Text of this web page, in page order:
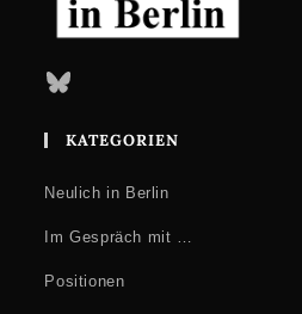
Bluesky
KATEGORIEN
Neulich in Berlin
Im Gespräch mit …
Positionen